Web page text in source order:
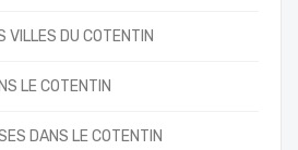
VILLES DU COTENTIN
LE COTENTIN
DANS LE COTENTIN